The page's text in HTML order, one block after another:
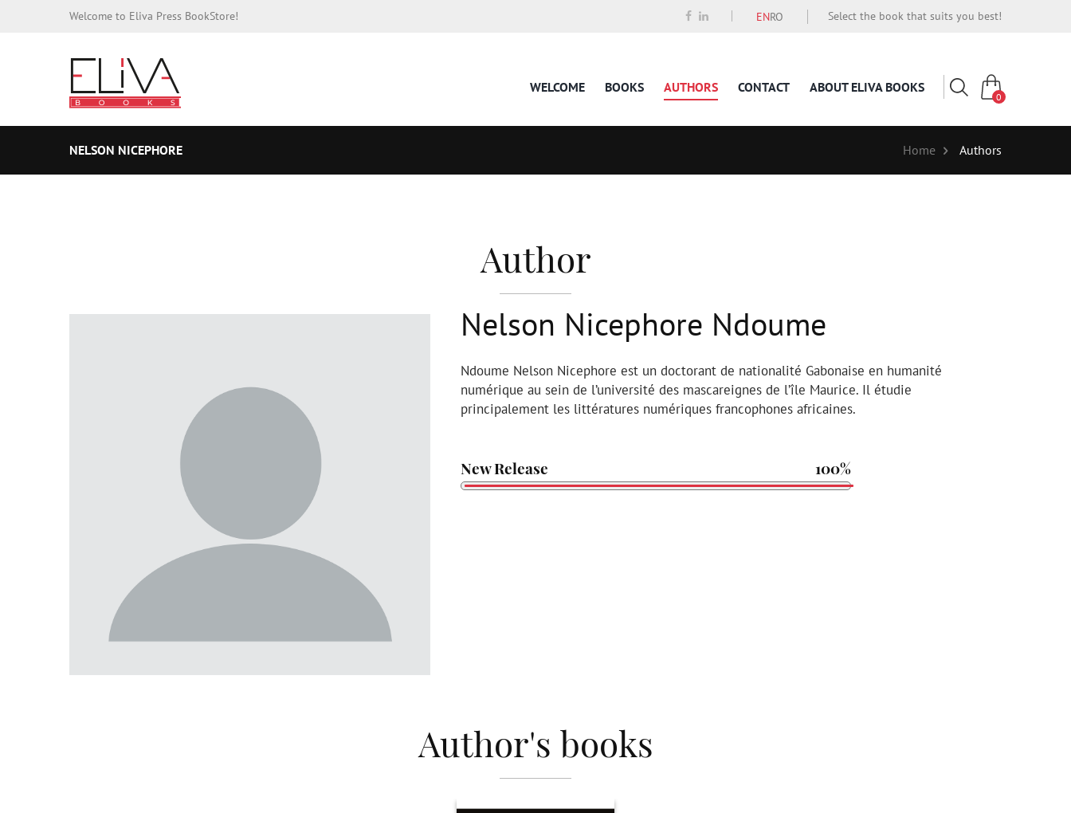
Welcome to Eliva Press BookStore! ENRO Select the book that suits you best!
WELCOME BOOKS AUTHORS CONTACT ABOUT ELIVA BOOKS
0
NELSON NICEPHORE Home Authors
Author
Nelson Nicephore Ndoume
Ndoume Nelson Nicephore est un doctorant de nationalité Gabonaise en humanité
numérique au sein de l’université des mascareignes de l’île Maurice. Il étudie
principalement les littératures numériques francophones africaines.
New Release 100%
Author's books